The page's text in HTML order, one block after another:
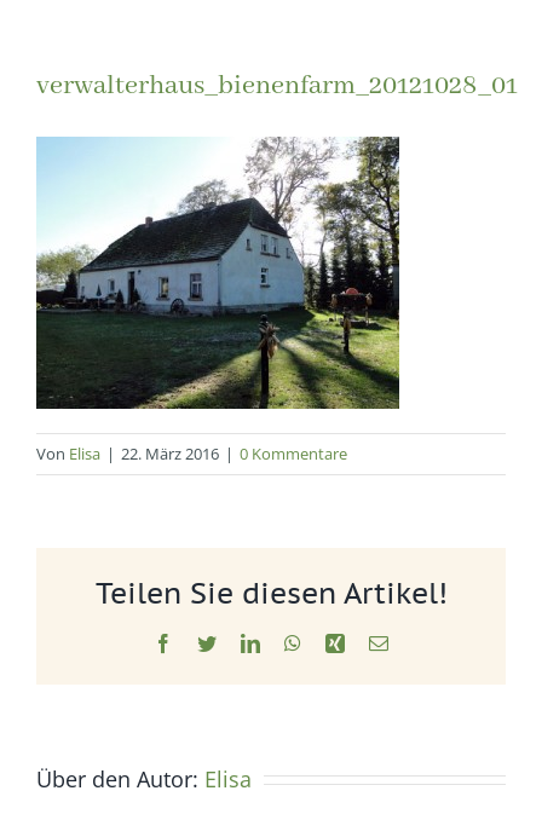
verwalterhaus_bienenfarm_20121028_01
Von Elisa | 22. März 2016 | 0 Kommentare
Teilen Sie diesen Artikel!
Facebook
TwitterLinkedInWhatsApp
Xing E-
Über den Autor: Elisa